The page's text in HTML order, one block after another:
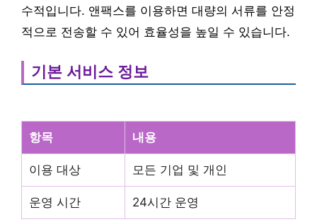
수적입니다. 앤팩스를 이용하면 대량의 서류를 안정
적으로 전송할 수 있어 효율성을 높일 수 있습니다.
기본 서비스 정보
항목 내용
이용 대상 모든 기업 및 개인
운영 시간 24시간 운영